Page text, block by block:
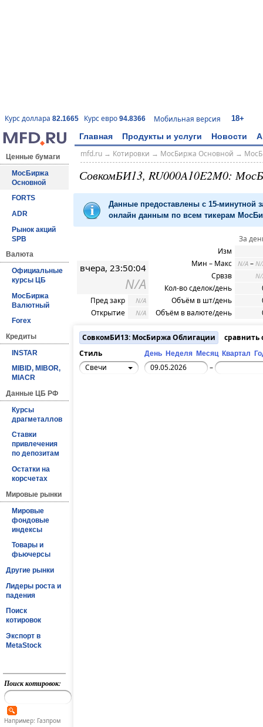
Курс доллара 82.1665 Курс евро 94.8366 Мобильная версия 18+
Главная Продукты и услуги Новости
Ценные бумаги
МосБиржа
Основной
FORTS
ADR
Рынок акций
SPB
Валюта
Официальные
курсы ЦБ
МосБиржа
Валютный
Forex
Кредиты
INSTAR
MIBID, MIBOR,
MIACR
Данные ЦБ РФ
Курсы
драгметаллов
Ставки
привлечения
по депозитам
Остатки на
корсчетах
Мировые рынки
Мировые
фондовые
индексы
Товары и
фьючерсы
Другие рынки
Лидеры роста и
падения
Поиск
котировок
Экспорт в
MetaStock
Поиск котировок:
Например: Газпром
mfd.ru→ Котировки → МосБиржа Основной →
СовкомБИ13, RU000A10E2M0:
Данные предоставлены с 15-минутной
онлайн данным по всем тикерам
вчера, 23:50:04
N/A
Пред закр N/A
Открытие N/A
За
Изм
Мин – Макс
N/A –
Срвзв
Кол-во сделок/день
Объём в шт/день
Объём в валюте/день
СовкомБИ13: МосБиржа Облигации
сравнить
Стиль
День Неделя Месяц Квартал
Свечи –